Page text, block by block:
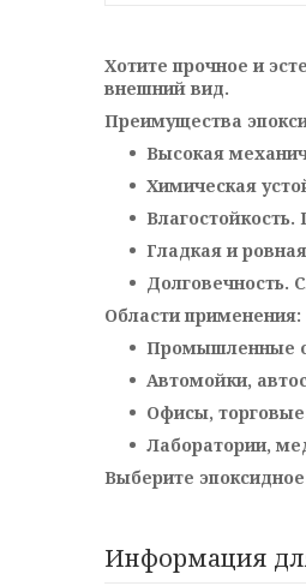
Хотите прочное и
внешний вид.
Преимущества
Высокая
Химическая
Гладкая и
Долговечность.
Области применения:
Промышленные
Автомойки,
Офисы,
Лаборатории,
Выберите
Информация